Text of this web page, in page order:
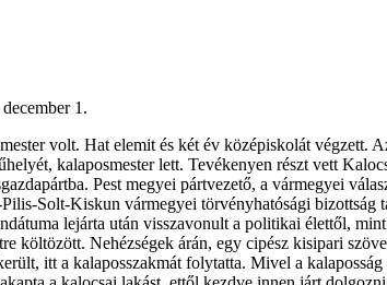
1.
volt. Hat elemit és két év középiskolát
kalaposmester lett. Tevékenyen részt vett
Pest megyei pártvezető, a vármegyei
Solt-Kiskun vármegyei törvényhatósági
lejárta után visszavonult a politikai élettől,
költözött. Nehézségek árán, egy cipész kisipari
itt a kalaposszakmát folytatta. Mivel a